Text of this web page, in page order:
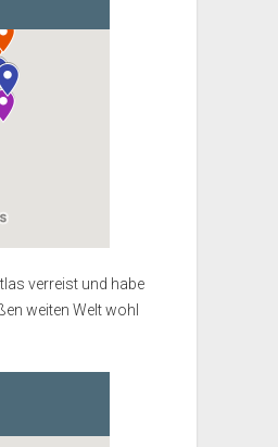
verreist und habe
weiten Welt wohl